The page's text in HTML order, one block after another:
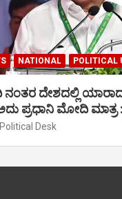
NATIONAL POLITICAL
ನಂತರ ದೇಶದಲ್ಲಿ
ಪ್ರಧಾನಿ ಮೋದಿ ಮಾತ್ರ
Political Desk